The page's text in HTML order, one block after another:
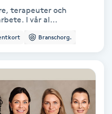
och
sjuksköterska i nära samarbete. I vår al...
Branschorg.